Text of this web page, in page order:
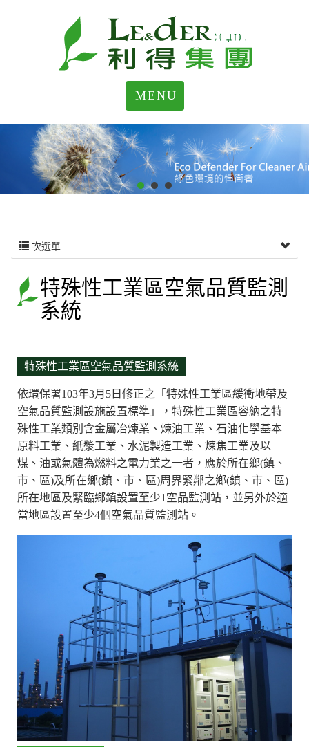
MENU
次選單
特殊性工業區空氣品質監測
系統
特殊性工業區空氣品質監測系統
依環保署103年3月5日修正之「特殊性工業區緩衝地帶及
空氣品質監測設施設置標準」，特殊性工業區容納之特
殊性工業類別含金屬冶煉業、煉油工業、石油化學基本
原料工業、紙漿工業、水泥製造工業、煉焦工業及以
煤、油或氣體為燃料之電力業之一者，應於所在鄉(鎮、
市、區)及所在鄉(鎮、市、區)周界緊鄰之鄉(鎮、市、區)
所在地區及緊臨鄉鎮設置至少1空品監測站，並另外於適
當地區設置至少4個空氣品質監測站。